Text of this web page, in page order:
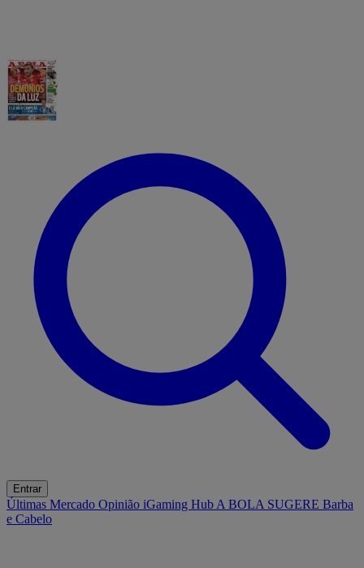
Entrar
Últimas Mercado Opinião iGaming Hub A BOLA SUGERE Barba
e Cabelo